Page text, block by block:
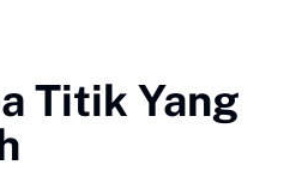
Titik Yang